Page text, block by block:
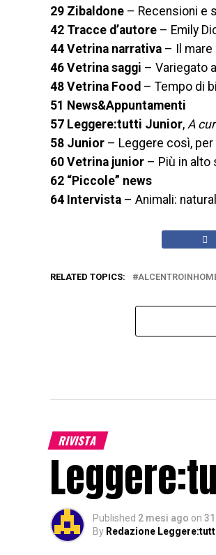
29 Zibaldone – Recensioni e
42 Tracce d’autore – Emily
44 Vetrina narrativa – Il mare
46 Vetrina saggi – Variegato
48 Vetrina Food – Tempo di
51 News&Appuntamenti
57 Leggere:tutti Junior, A
58 Junior – Leggere così,
60 Vetrina junior – Più in alto
62 “Piccole” news
64 Intervista – Animali:
RELATED TOPICS:
RIVISTA
Published 2 mesi ago on
By Redazione